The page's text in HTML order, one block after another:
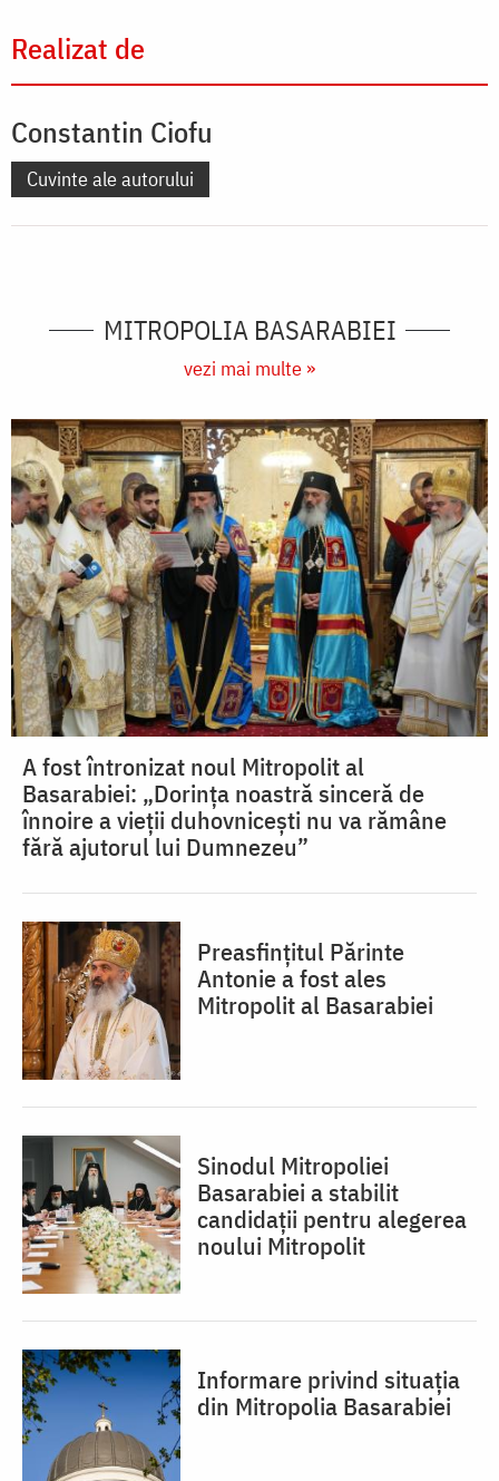
Realizat de
Constantin Ciofu
Cuvinte ale autorului
MITROPOLIA BASARABIEI
vezi mai multe »
A fost întronizat noul Mitropolit al
Basarabiei: „Dorința noastră sinceră de
înnoire a vieții duhovnicești nu va rămâne
fără ajutorul lui Dumnezeu”
Preasfințitul Părinte
Antonie a fost ales
Mitropolit al Basarabiei
Sinodul Mitropoliei
Basarabiei a stabilit
candidații pentru alegerea
noului Mitropolit
Informare privind situația
din Mitropolia Basarabiei